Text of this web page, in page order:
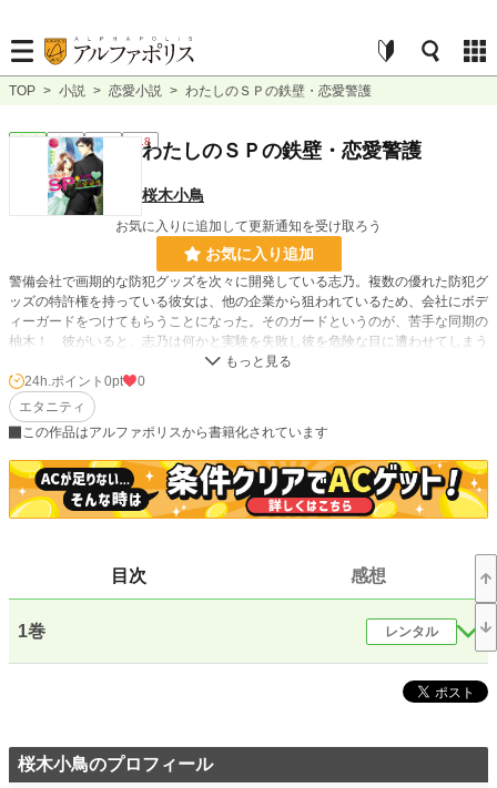
TOP > 小説 > 恋愛小説 > わたしのＳＰの鉄壁・恋愛警護
完結 長編 R18わたしのＳＰの鉄壁・恋愛警護
桜木小鳥
お気に入りに追加して更新通知を受け取ろう
お気に入り追加
警備会社で画期的な防犯グッズを次々に開発している志乃。複数の優れた防犯グ
ッズの特許権を持っている彼女は、他の企業から狙われているため、会社にボデ
ィーガードをつけてもらうことになった。そのガードというのが、苦手な同期の
柚木！ 彼がいると、志乃は何かと実験を失敗し彼を危険な目に遭わせてしまう
ため、あまり好かれていないのだ。予想通り、ガードとしてそばにいる柚木は常
に不機嫌そう。ところが、志乃は段々と横にあるぬくもりに惹かれるようになっ
てしまった。恋愛経験があまりない彼女は、どうすればいいのか戸惑うばかりで
――!
小説 228,847 位 / 228,847 件
恋愛 66,373 位 / 66,373 件
文字数(レンタル含む)
更新日時 2019.04.15 14:37
週間ポイント 7 pt (78,785 位)
24h.ポイント 0pt
0
エタニティ
この作品はアルファポリスから書籍化されています
目次 感想
1巻 レンタル
桜木小鳥のプロフィール